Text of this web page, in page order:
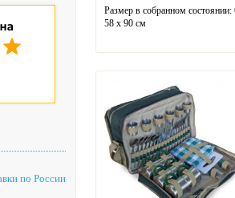
по России
Размер в собранном состоянии:
58 х 90 см